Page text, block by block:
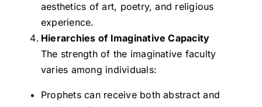
aesthetics of art, poetry, and religious
experience.
Hierarchies of Imaginative Capacity
The strength of the imaginative faculty
varies among individuals:
Prophets can receive both abstract and